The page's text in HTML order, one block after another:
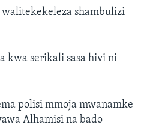
shambulizi
kwa serikali sasa hivi ni
polisi mmoja mwanamke
Alhamisi na bado